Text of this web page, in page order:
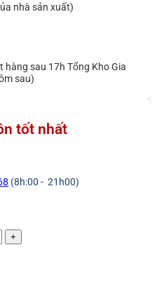
nhà sản xuất)
sau 17h Tổng Kho Gia
sau)
tốt nhất
(8h:00 - 21h00)